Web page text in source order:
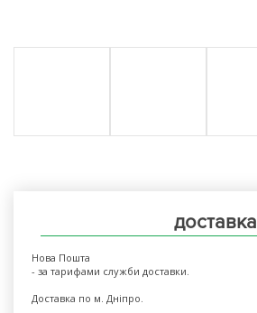
доставка
Нова Пошта
- за тарифами служби доставки.
Доставка по м. Дніпро.